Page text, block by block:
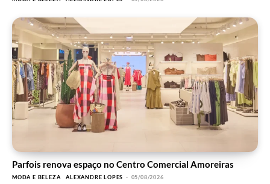
Parfois renova espaço no Centro Comercial Amoreiras
MODA E BELEZA ALEXANDRE LOPES - 05/08/2026